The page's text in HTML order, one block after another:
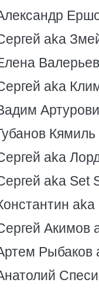
aka
aka
aka
aka Set
Акимов
Рыбаков